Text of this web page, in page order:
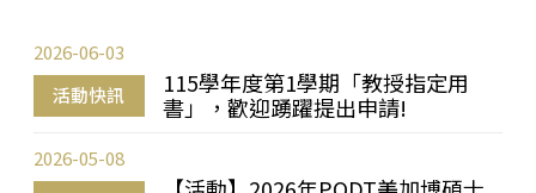
活動快訊
115學年度第1學期「教授指定用
書」，歡迎踴躍提出申請!
2026-06-03
2026-05-08